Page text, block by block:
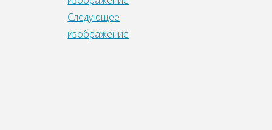
Следующее
изображение